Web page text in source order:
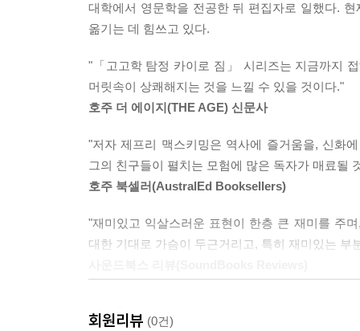
18부작 「고고학 탐정 카이로 짐」 시리즈라는 인
저자의 실제 경험을 바탕으로 한 생생한 모험 이야
「고고학 탐정 카이로 짐」 시리즈는 분명 허구
저자는 이집트의 왕들의 계곡에서 일사병에 걸
멕시코 피라미드를 직접 오르기도 했다. 「고고
노력 끝에 독자들은 쉽게 얻을 수 없는 고고학의
대학에서 영문학을 전공한 뒤 편집자로 일했다.
옮기는 데 힘쓰고 있다.
"「고고학 탐정 카이로 짐」 시리즈는 지금까지
머릿속이 상쾌해지는 것을 느낄 수 있을 것이다."
호주 더 에이지(THE AGE) 신문사
"저자 제프리 맥스키밍은 역사에 즐거움을, 신화
그의 친구들이 펼치는 모험에 많은 독자가 매료될
호주 북셀러(AustralEd Booksellers)
"재미있고 익살스러운 표현이 한층 큰 재미를 주
대한 기대로 가슴이 두근거리고, 특히 재미있는 부
뉴사우스웨일즈 주 독서 잡지 (NSW School
회원리뷰 (0건)